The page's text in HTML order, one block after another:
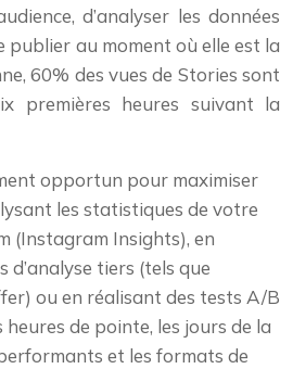
d’analyser les données
publier au moment où elle est la
60% des vues de Stories sont
premières heures suivant la
opportun pour maximiser
les statistiques de votre
(Instagram Insights), en
d’analyse tiers (tels que
ou en réalisant des tests A/B
de pointe, les jours de la
et les formats de